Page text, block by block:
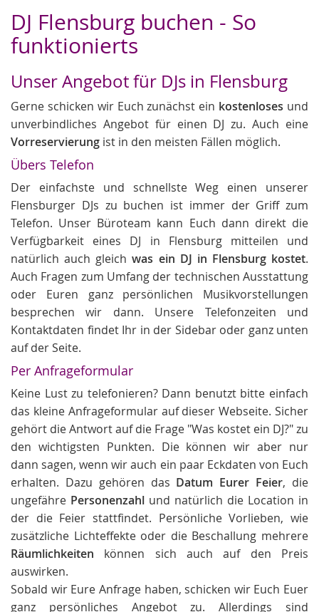
DJ Flensburg buchen - So
funktionierts
Unser Angebot für DJs in Flensburg
Gerne schicken wir Euch zunächst ein kostenloses und
unverbindliches Angebot für einen DJ zu. Auch eine
Vorreservierung ist in den meisten Fällen möglich.
Übers Telefon
Der einfachste und schnellste Weg einen unserer
Flensburger DJs zu buchen ist immer der Griff zum
Telefon. Unser Büroteam kann Euch dann direkt die
Verfügbarkeit eines DJ in Flensburg mitteilen und
natürlich auch gleichwas ein DJ in Flensburg kostet.
Auch Fragen zum Umfang der technischen Ausstattung
oder Euren ganz persönlichen Musikvorstellungen
besprechen wir dann. Unsere Telefonzeiten und
Kontaktdaten findet Ihr in der Sidebar oder ganz unten
auf der Seite.
Per Anfrageformular
Keine Lust zu telefonieren? Dann benutzt bitte einfach
das kleine Anfrageformular auf dieser Webseite. Sicher
gehört die Antwort auf die Frage "Was kostet ein DJ?" zu
den wichtigsten Punkten. Die können wir aber nur
dann sagen, wenn wir auch ein paar Eckdaten von Euch
erhalten. Dazu gehören das Datum Eurer Feier, die
ungefähre Personenzahl und natürlich die Location in
der die Feier stattfindet. Persönliche Vorlieben, wie
zusätzliche Lichteffekte oder die Beschallung mehrere
Räumlichkeiten können sich auch auf den Preis
auswirken.
Sobald wir Eure Anfrage haben, schicken wir Euch Euer
ganz persönliches Angebot zu. Allerdings sind